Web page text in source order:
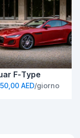
F-Type
AED/giorno